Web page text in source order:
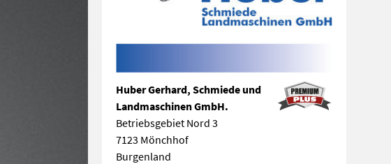
Huber Gerhard, Schmiede und
Landmaschinen GmbH.
Betriebsgebiet Nord 3
7123 Mönchhof
Burgenland